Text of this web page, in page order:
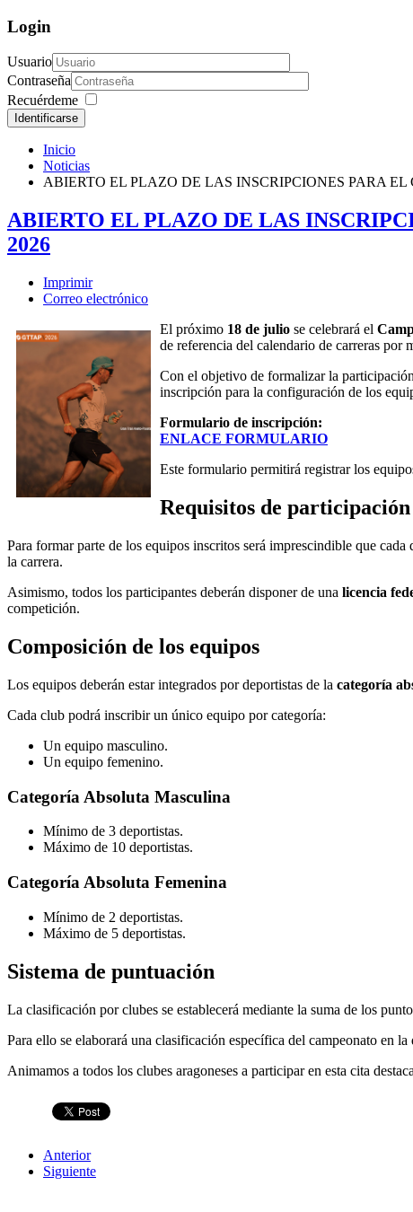
Login
Usuario
Contraseña
Recuérdeme
Identificarse
Inicio
Noticias
ABIERTO EL PLAZO DE LAS INSCRIPCIONES PARA
ABIERTO EL PLAZO DE LAS
2026
Imprimir
Correo electrónico
El próximo 18 de julio se celebrará el
de referencia del calendario de carreras por
Con el objetivo de formalizar la
inscripción para la configuración de los
Formulario de inscripción:
ENLACE FORMULARIO
Este formulario permitirá registrar los
Requisitos de participación
Para formar parte de los equipos inscritos será imprescindible que
la carrera.
Asimismo, todos los participantes deberán disponer de una licencia
competición.
Composición de los equipos
Los equipos deberán estar integrados por deportistas de la categoría
Cada club podrá inscribir un único equipo por categoría:
Un equipo masculino.
Un equipo femenino.
Categoría Absoluta Masculina
Mínimo de 3 deportistas.
Máximo de 10 deportistas.
Categoría Absoluta Femenina
Mínimo de 2 deportistas.
Máximo de 5 deportistas.
Sistema de puntuación
La clasificación por clubes se establecerá mediante la suma de los
Para ello se elaborará una clasificación específica del campeonato en
Animamos a todos los clubes aragoneses a participar en esta cita
Anterior
Siguiente